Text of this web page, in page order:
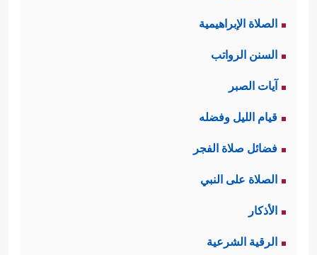
الصلاة الإبراهيمية
السنن الرواتب
آيات الصبر
قيام الليل وفضله
فضائل صلاة الفجر
الصلاة على النبي
الأذكار
الرقية الشرعية